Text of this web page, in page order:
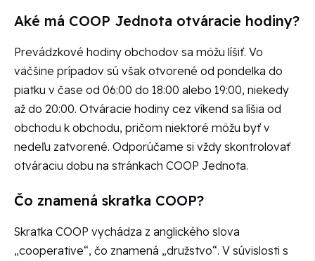
Aké má COOP Jednota otváracie hodiny?
Prevádzkové hodiny obchodov sa môžu líšiť. Vo
väčšine prípadov sú však otvorené od pondelka do
piatku v čase od 06:00 do 18:00 alebo 19:00, niekedy
až do 20:00. Otváracie hodiny cez víkend sa líšia od
obchodu k obchodu, pričom niektoré môžu byť v
nedeľu zatvorené. Odporúčame si vždy skontrolovať
otváraciu dobu na stránkach COOP Jednota.
Čo znamená skratka COOP?
Skratka COOP vychádza z anglického slova
„cooperative“, čo znamená „družstvo“. V súvislosti s